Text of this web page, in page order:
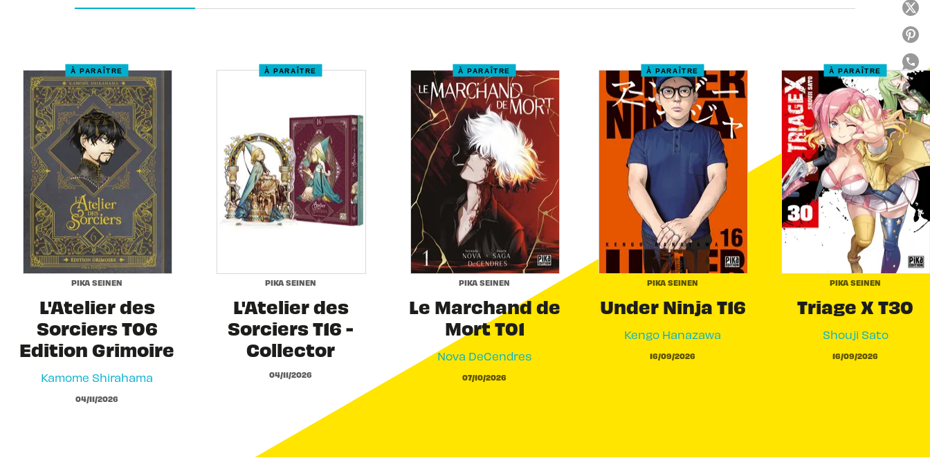
À PARAÎTRE
PIKA SEINEN
L'Atelier des
Sorciers T06
Edition Grimoire
Kamome Shirahama
04/11/2026
À PARAÎTRE
PIKA SEINEN
L'Atelier des
Sorciers T16 -
Collector
04/11/2026
À PARAÎTRE
PIKA SEINEN
Le Marchand de
Mort T01
Nova DeCendres
07/10/2026
À PARAÎTRE
PIKA SEINEN
Under Ninja T16
Kengo Hanazawa
16/09/2026
À PARAÎTRE
PIKA SEINEN
Triage X T30
Shouji Sato
16/09/2026
link